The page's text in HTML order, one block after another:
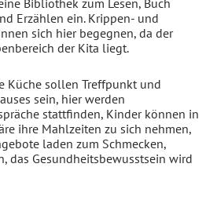
Erzählen ein. Krippen- und
sich hier begegnen, da der
der Kita liegt.
Küche sollen Treffpunkt und
sein, hier werden
stattfinden, Kinder können in
ihre Mahlzeiten zu sich nehmen,
laden zum Schmecken,
das Gesundheitsbewusstsein wird